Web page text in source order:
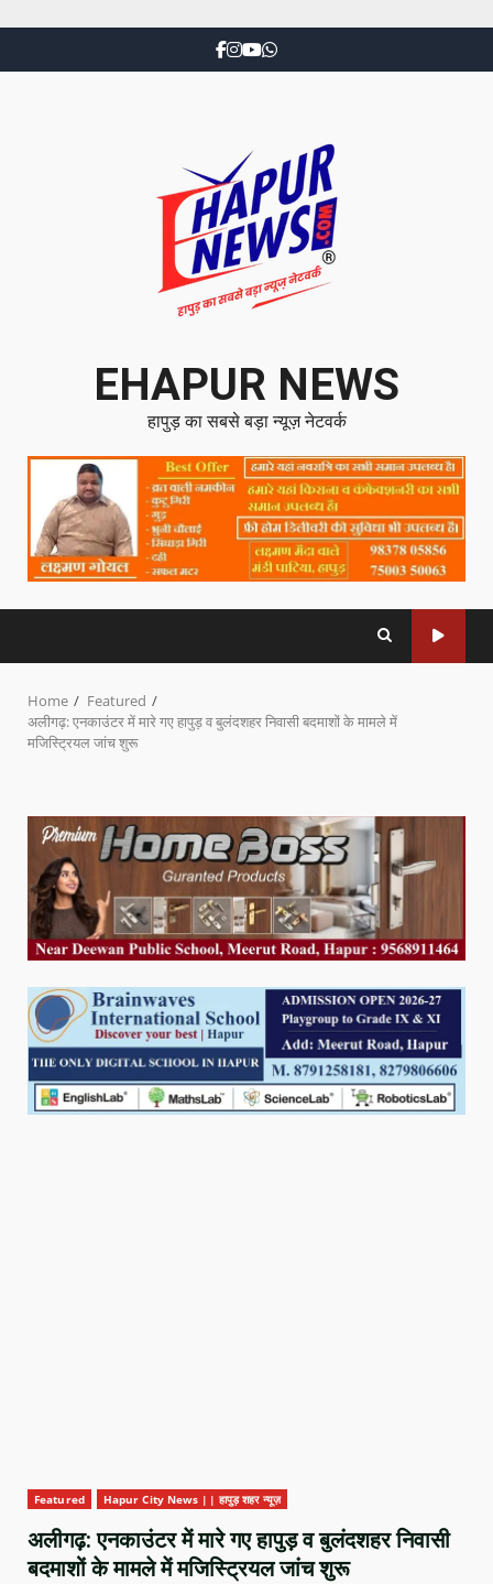
EHAPUR NEWS
हापुड़ का सबसे बड़ा न्यूज़ नेटवर्क
Home
Featured
अलीगढ़: एनकाउंटर में मारे गए हापुड़ व बुलंदशहर निवासी बदमाशों के मामले में
मजिस्ट्रियल जांच शुरू
Featured Hapur City News || हापुड़ शहर न्यूज़
अलीगढ़: एनकाउंटर में मारे गए हापुड़ व बुलंदशहर निवासी
बदमाशों के मामले में मजिस्ट्रियल जांच शुरू